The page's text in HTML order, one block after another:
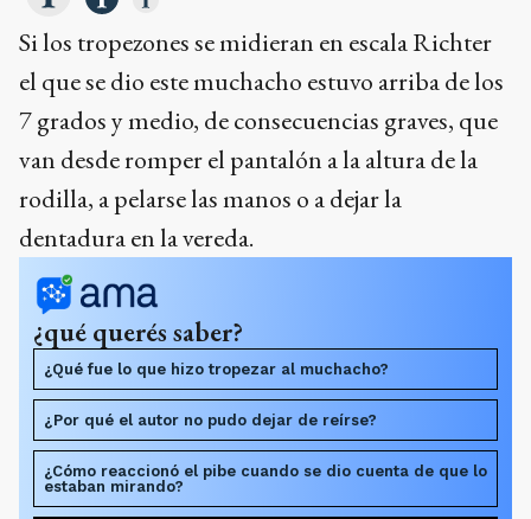
Si los tropezones se midieran en escala Richter
el que se dio este muchacho estuvo arriba de los
7 grados y medio, de consecuencias graves, que
van desde romper el pantalón a la altura de la
rodilla, a pelarse las manos o a dejar la
dentadura en la vereda.
¿qué querés saber?
¿Qué fue lo que hizo tropezar al muchacho?
¿Por qué el autor no pudo dejar de reírse?
¿Cómo reaccionó el pibe cuando se dio cuenta de que lo
estaban mirando?